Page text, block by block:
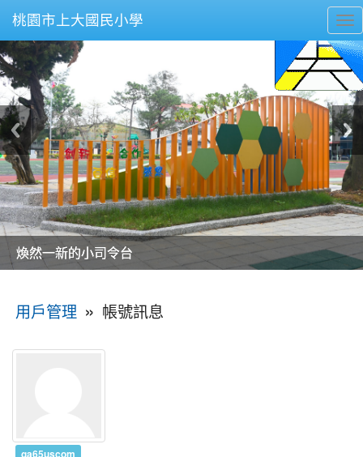
桃園市上大國民小學
美麗的操場是我們活力的來源
美麗的操場是我們活力的來源
煥然一新的小司令台
煥然一新的小司令台
富含桃園埤塘田園風光意象的中廊
富含桃園埤塘田園風光意象的中廊
嶄新的中庭廣場
嶄新的中庭廣場
水生池生生不息
水生池生生不息
用戶管理 » 帳號訊息
ga65uscom